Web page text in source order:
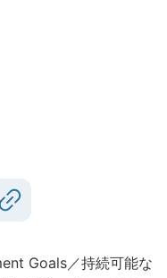
Goals／持続可能な